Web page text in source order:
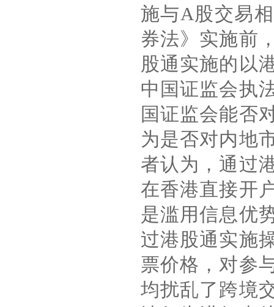
施与A股交易
券法》实施前
股通实施的以
中国证监会执
国证监会能否
为是否对内地
者认为，通过
在香港直接开
是滥用信息优
过港股通实施
票价格，对参
均扰乱了跨境